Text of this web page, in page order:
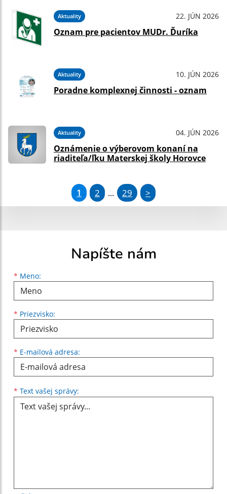
Aktuality 22. JÚN 2026
Oznam pre pacientov MUDr. Ďuríka
Aktuality 10. JÚN 2026
Poradne komplexnej činnosti - oznam
Aktuality 04. JÚN 2026
Oznámenie o výberovom konaní na
riaditeľa/ľku Materskej školy Horovce
1 2 ... 29 >
Napíšte nám
* Meno:
Meno
* Priezvisko:
Priezvisko
* E-mailová adresa:
E-mailová adresa
* Text vašej správy: